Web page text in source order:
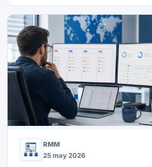
RMM
25 may 2026